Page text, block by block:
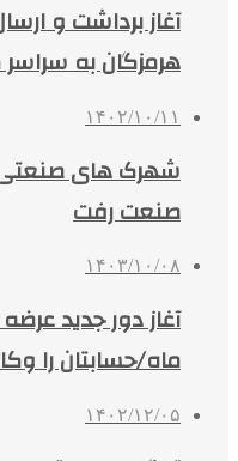
آغاز برداشت و
هرمزگان به
۱۴۰۲/۱۰/۱۱
شهرک های صنعتی
صنعت رفت
۱۴۰۳/۱۰/۰۸
ماه/حسابتان را
۱۴۰۲/۱۲/۰۵